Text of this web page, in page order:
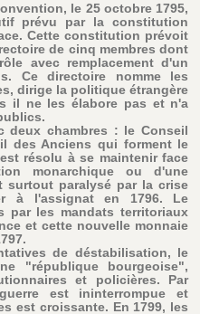
le 25 octobre 1795,
prévu par la constitution
Cette constitution prévoit
de cinq membres dont
avec remplacement d'un
Ce directoire nomme les
dirige la politique étrangère
il ne les élabore pas et n'a
deux chambres : le Conseil
des Anciens qui forment le
résolu à se maintenir face
monarchique ou d'une
surtout paralysé par la crise
à l'assignat en 1796. Le
par les mandats territoriaux
et cette nouvelle monnaie
de déstabilisation, le
"république bourgeoise",
et policières. Par
est ininterrompue et
est croissante. En 1799, les